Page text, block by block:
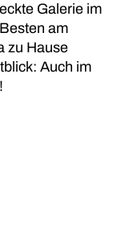
Galerie im
am
zu Hause
Auch im